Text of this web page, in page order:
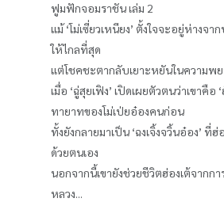
ฟูมฟักจอมราชัน เล่ม 2
แม้ ‘โม่เซี่ยวเหนียง’ ตั้งใจจะอยู่ห่างจ
ให้ไกลที่สุด
แต่โชคชะตากลับเยาะหยันในความพย
เมื่อ ‘ฉู่สุยเฟิง’ เปิดเผยตัวตนว่าเขาคือ ‘
ทายาทของโม่เป่ยอ๋องคนก่อน
ทั้งยังกลายมาเป็น ‘ฉงเจิ้งจวิ้นอ๋อง’ ที่ฮ่
ด้วยตนเอง
นอกจากนี้เขายังช่วยชีวิตฮ่องเต้จากก
หลวง...